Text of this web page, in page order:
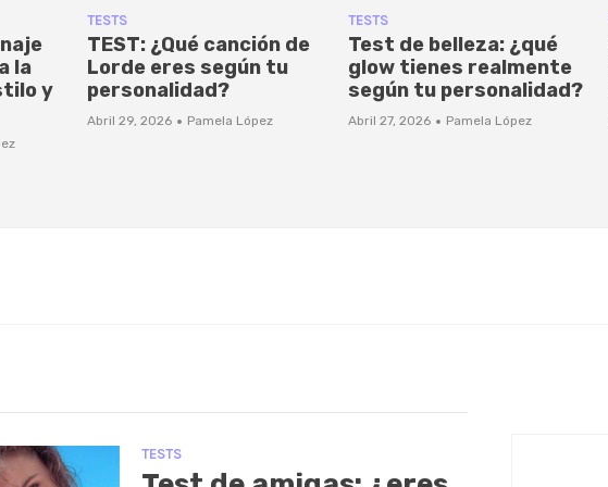
la
y
TESTS
TEST: ¿Qué canción de
Lorde eres según tu
personalidad?
Abril 29, 2026 · Pamela López
TESTS
Test de belleza: ¿qué
glow tienes realmente
según tu personalidad?
Abril 27, 2026 · Pamela López
TESTS